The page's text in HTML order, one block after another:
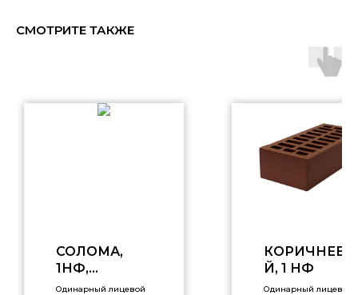
СМОТРИТЕ ТАКЖЕ
СОЛОМА,
1НФ,
КЛАССИКА
Одинарный лицевой
Й, 1 НФ
Одинарный лицевой